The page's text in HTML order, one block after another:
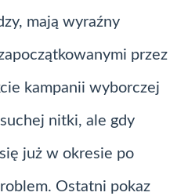
mają wyraźny
przez
kampanii wyborczej
nitki, ale gdy
już w okresie po
Ostatni pokaz